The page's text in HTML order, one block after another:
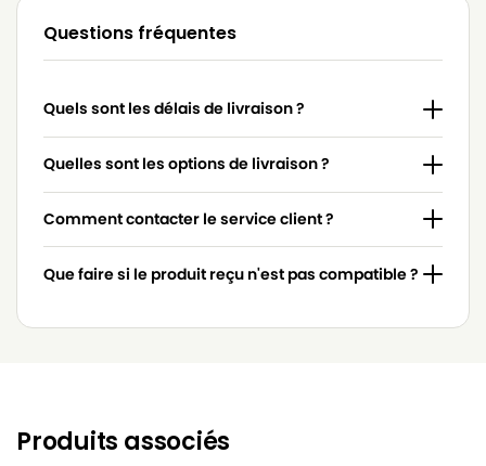
HOOVER
HOOVER 419CLASSIC
HOOVER
HOOVER 427BCLASSIC
HOOVER
HOOVER 427CLASSIC
HOOVER
HOOVER 507CLASSIC
HOOVER
HOOVER 612JUNIOR
HOOVER
HOOVER 638JUNIOR
HOOVER
HOOVER 652AJUNIOR
Questions fréquentes
Quels sont les délais de livraison ?
Quelles sont les options de livraison ?
Comment contacter le service client ?
Que faire si le produit reçu n'est pas compatible ?
Produits associés